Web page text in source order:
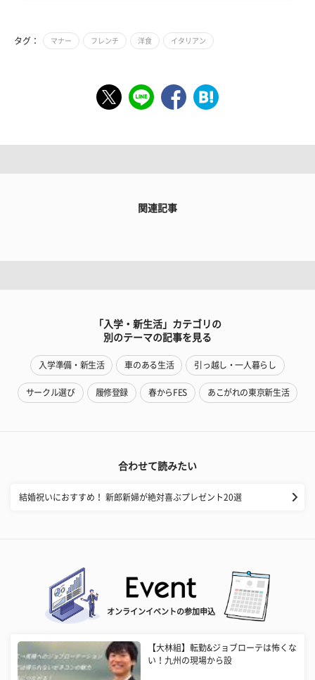
タグ： マナー フレンチ 洋食 イタリアン
関連記事
「入学・新生活」カテゴリの
別のテーマの記事を見る
入学準備・新生活 車のある生活 引っ越し・一人暮らし
サークル選び 履修登録 春からFES あこがれの東京新生活
合わせて読みたい
結婚祝いにおすすめ！ 新郎新婦が絶対喜ぶプレゼント20選
オンラインイベントの参加申込
【大林組】転勤&ジョブローテは怖くな
い！九州の現場から設